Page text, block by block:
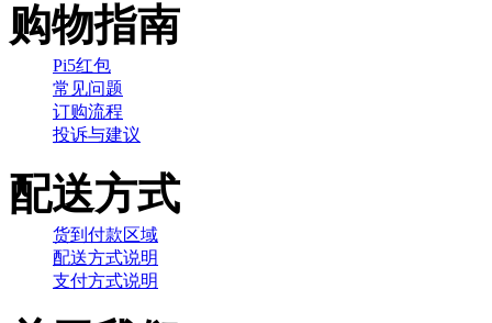
购物指南
Pi5红包
常见问题
订购流程
投诉与建议
配送方式
货到付款区域
配送方式说明
支付方式说明